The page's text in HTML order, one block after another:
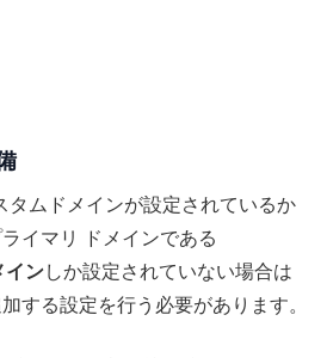
ムドメインが設定されているか
イマリ ドメインである
ンしか設定されていない場合は
する設定を行う必要があります。